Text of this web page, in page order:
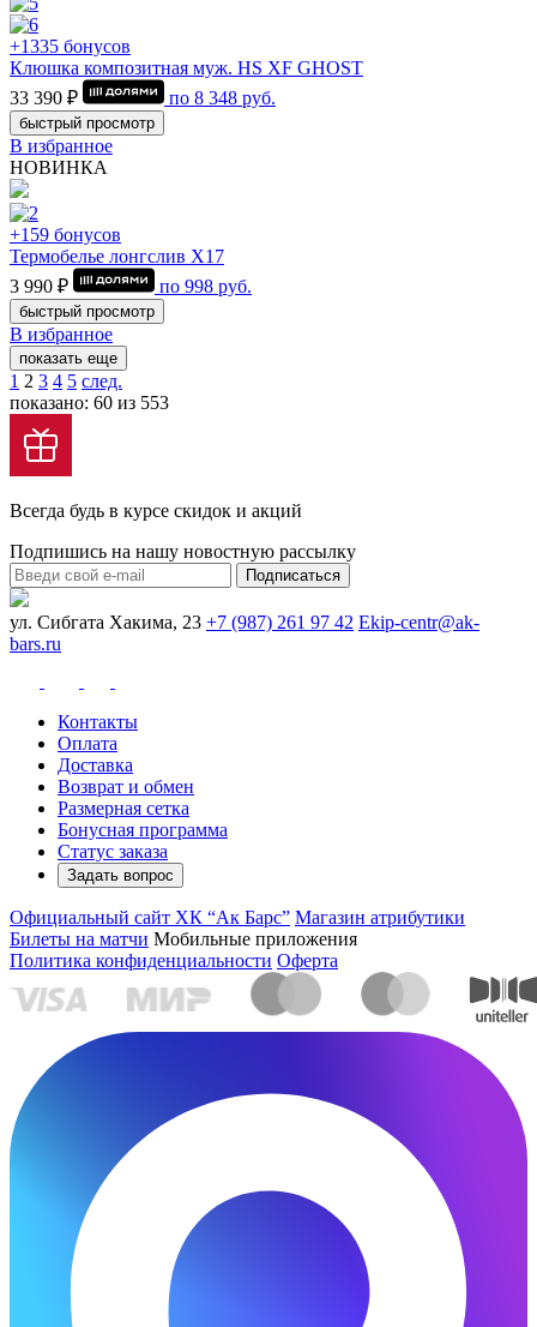
+1335 бонусов
Клюшка композитная муж. HS XF GHOST
33 390 ₽
по 8 348 руб.
быстрый просмотр
В избранное
НОВИНКА
+159 бонусов
Термобелье лонгслив Х17
3 990 ₽
по 998 руб.
быстрый просмотр
В избранное
показать еще
1 2 3 4 5 след.
показано: 60 из 553
Всегда будь в курсе скидок и акций
Подпишись на нашу новостную рассылку
Подписаться
ул. Сибгата Хакима, 23 +7 (987) 261 97 42 Ekip-centr@ak-
bars.ru
Контакты
Оплата
Доставка
Возврат и обмен
Размерная сетка
Бонусная программа
Статус заказа
Задать вопрос
Официальный сайт ХК “Ак Барс” Магазин атрибутики
Билеты на матчи Мобильные приложения
Политика конфиденциальности Оферта